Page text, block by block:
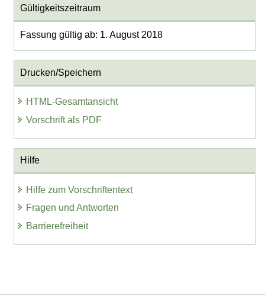
Gültigkeitszeitraum
Fassung gültig ab: 1. August 2018
Drucken/Speichern
HTML-Gesamtansicht
Vorschrift als PDF
Hilfe
Hilfe zum Vorschriftentext
Fragen und Antworten
Barrierefreiheit